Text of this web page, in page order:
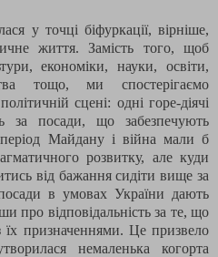
у точці біфуркації, вірніше,
життя. Замість того, щоб
економіки, науки, освіти,
тощо, ми спостерігаємо
сцені: одні горе-діячі
за посади, що забезпечують
період Майдану і війна мали б
розвитку, але куди
від бажання сидіти вище за
в умовах України дають
про відповідальність за те, що
призначеннями. Це призвело
немаленька когорта